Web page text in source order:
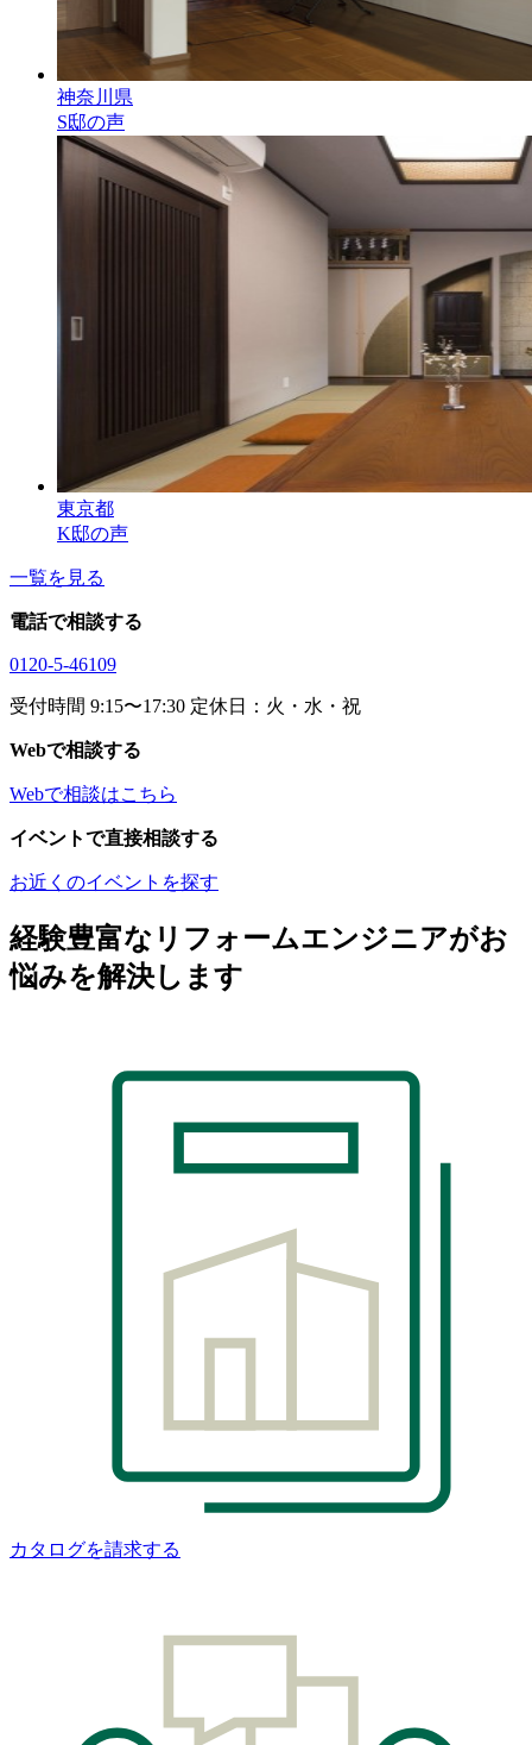
神奈川県
S邸の声
東京都
K邸の声
一覧を見る
電話で相談する
0120-5-46109
受付時間 9:15〜17:30 定休日：火・水・祝
Webで相談する
Webで相談はこちら
イベントで直接相談する
お近くのイベントを探す
経験豊富なリフォームエンジニアがお
悩みを解決します
カタログを請求する